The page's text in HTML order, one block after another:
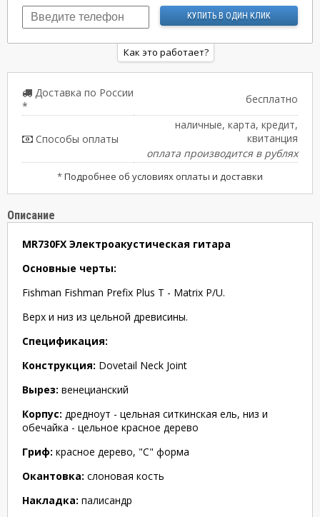
Как это работает?
Доставка по России
*
бесплатно
Способы оплаты
наличные, карта, кредит,
квитанция
оплата производится в рублях
*Подробнее об условиях оплаты и доставки
Описание
MR730FX Электроакустическая гитара
Основные черты:
Fishman Fishman Prefix Plus T - Matrix P/U.
Верх и низ из цельной древисины.
Спецификация:
Конструкция: Dovetail Neck Joint
Вырез: венецианский
Корпус: дредноут - цельная ситкинская ель, низ и
обечайка - цельное красное дерево
Гриф: красное дерево, "C" форма
Окантовка: слоновая кость
Накладка: палисандр